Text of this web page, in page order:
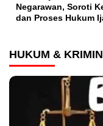
Negarawan, Soroti
dan Proses Hukum
HUKUM &